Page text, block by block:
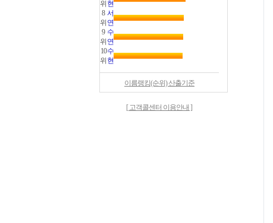
위 현
8
위
서
연
9
위
수
연
10
위
수
현
이름랭킹(순위) 산출기준
[ 고객콜센터 이용안내 ]